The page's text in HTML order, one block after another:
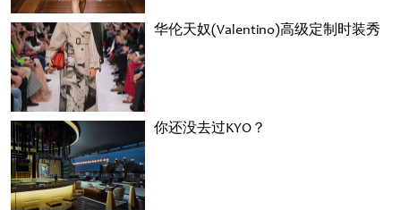
华伦天奴(Valentino)高级定制时装秀
你还没去过KYO？